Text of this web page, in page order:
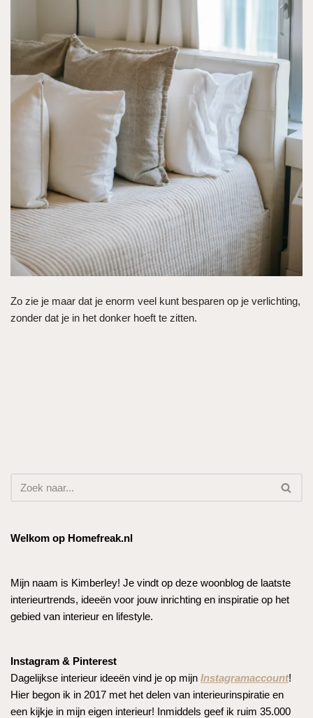
Zo zie je maar dat je enorm veel kunt besparen op je verlichting,
zonder dat je in het donker hoeft te zitten.
Welkom op Homefreak.nl
Mijn naam is Kimberley! Je vindt op deze woonblog de laatste
interieurtrends, ideeën voor jouw inrichting en inspiratie op het
gebied van interieur en lifestyle.
Instagram & Pinterest
Dagelijkse interieur ideeën vind je op mijn Instagramaccount!
Hier begon ik in 2017 met het delen van interieurinspiratie en
een kijkje in mijn eigen interieur! Inmiddels geef ik ruim 35.000